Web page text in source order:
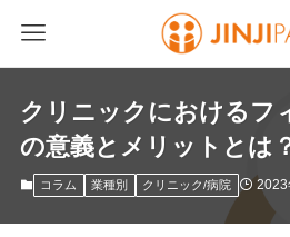
クリニックにおけるフ
の意義とメリットとは
コラム 業種別 クリニック/病院 2023